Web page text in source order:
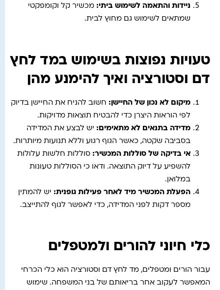
ניידות והתאמה לשימוש ביתי: מכשיר קל וקומפקטי
שמתאים לשימוש גם מחוץ לבית.
טעויות נפוצות בשימוש במד לחץ
דם וסטורציה ואיך להימנע מהן
מיקום לא נכון של החיישן: חשוב להניח את החיישן בדיוק
לפי הוראות היצרן כדי להבטיח תוצאות מדויקות.
מדידה בתנאים לא מתאימים: יש לבצע את המדידה
בסביבה שקטה, כאשר הגוף רגוע וללא תנועות מיותרות.
אי בדיקה של סוללות המכשיר: סוללות חלשות עלולות
להשפיע על דיוק התוצאה. ודאו כי הסוללות טעונות
במלואן.
הפעלת המכשיר מיד לאחר פעילות גופנית: יש להמתין
מספר דקות לפני המדידה, כדי לאפשר לגוף להתייצב.
כלי חיוני להורים ולמטפלים
עבור הורים ומטפלים, מד לחץ דם וסטורציה הוא כלי הכרחי
המאפשר לעקוב אחר בריאותם של בני המשפחה. שימוש